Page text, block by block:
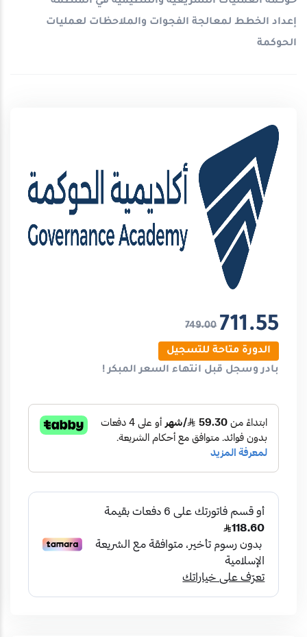
إعداد الخطط لمعالجة الفجوات والملاحظات لعمليات
الحوكمة
711.55
749.00
الدورة متاحة للتسجيل
بادر وسجل قبل انتهاء السعر المبكر!